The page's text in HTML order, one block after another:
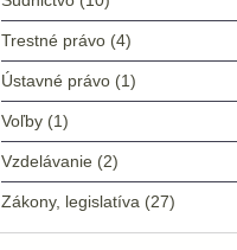
Trestné právo (4)
Ústavné právo (1)
Voľby (1)
Vzdelávanie (2)
Zákony, legislatíva (27)